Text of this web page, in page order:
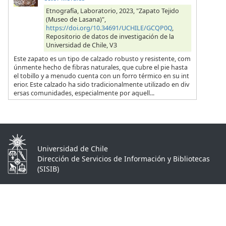
Etnografía, Laboratorio, 2023, "Zapato Tejido
(Museo de Lasana)",
https://doi.org/10.34691/UCHILE/GCQP0Q,
Repositorio de datos de investigación de la
Universidad de Chile, V3
Este zapato es un tipo de calzado robusto y resistente, com
únmente hecho de fibras naturales, que cubre el pie hasta
el tobillo y a menudo cuenta con un forro térmico en su int
erior. Este calzado ha sido tradicionalmente utilizado en div
ersas comunidades, especialmente por aquell...
Universidad de Chile
Dirección de Servicios de Información y Bibliotecas
(SISIB)